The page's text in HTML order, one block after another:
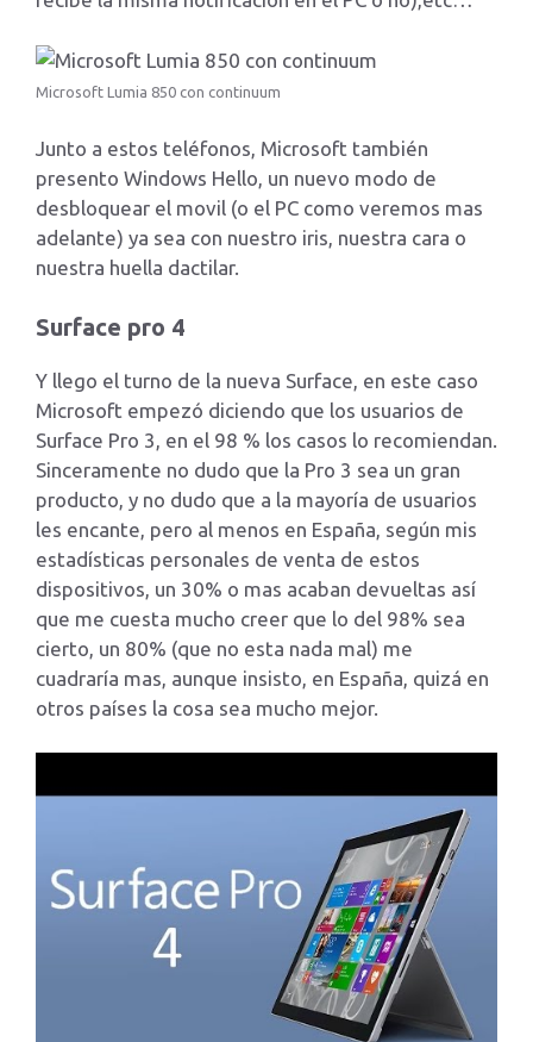
Microsoft Lumia 850 con continuum
Junto a estos teléfonos, Microsoft también
presento Windows Hello, un nuevo modo de
desbloquear el movil (o el PC como veremos mas
adelante) ya sea con nuestro iris, nuestra cara o
nuestra huella dactilar.
Surface pro 4
Y llego el turno de la nueva Surface, en este caso
Microsoft empezó diciendo que los usuarios de
Surface Pro 3, en el 98 % los casos lo recomiendan.
Sinceramente no dudo que la Pro 3 sea un gran
producto, y no dudo que a la mayoría de usuarios
les encante, pero al menos en España, según mis
estadísticas personales de venta de estos
dispositivos, un 30% o mas acaban devueltas así
que me cuesta mucho creer que lo del 98% sea
cierto, un 80% (que no esta nada mal) me
cuadraría mas, aunque insisto, en España, quizá en
otros países la cosa sea mucho mejor.